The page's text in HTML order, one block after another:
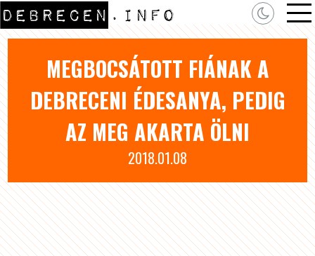
MEGBOCSÁTOTT FIÁNAK A
DEBRECENI ÉDESANYA, PEDIG
AZ MEG AKARTA ÖLNI
2018.01.08